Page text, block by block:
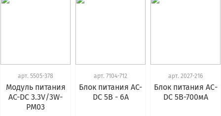
арт. 5505-378
Модуль питания
AC-DC 3.3V/3W-
PM03
арт. 7104-712
Блок питания AC-
DC 5В - 6А
арт. 2027-216
Блок питания АС-
DC 5В-700мА